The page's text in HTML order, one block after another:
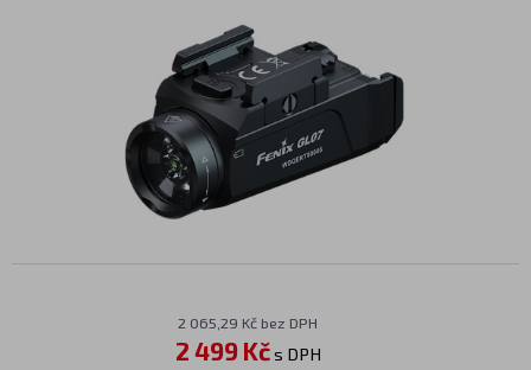
2 065,29 Kč bez DPH
2 499 Kčs DPH